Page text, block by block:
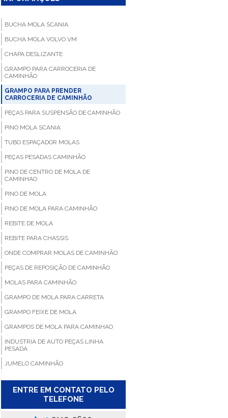
BUCHA MOLA SCANIA
BUCHA MOLA VOLVO VM
CHAPA DESLIZANTE
GRAMPO PARA CARROCERIA DE
CAMINHÃO
GRAMPO PARA PRENDER
CARROCERIA DE CAMINHÃO
PEÇAS PARA SUSPENSÃO DE CAMINHÃO
PINO MOLA SCANIA
TUBO ESPAÇADOR MOLAS
PEÇAS PESADAS CAMINHÃO
PINO DE CENTRO DE MOLA DE
CAMINHAO
PINO DE MOLA
PINO DE MOLA PARA CAMINHÃO
REBITE DE MOLA
REBITE PARA CHASSIS
ONDE COMPRAR MOLAS DE CAMINHÃO
PEÇAS DE REPOSIÇÃO DE CAMINHÃO
MOLAS PARA CAMINHÃO
GRAMPO DE MOLA PARA CARRETA
GRAMPO FEIXE DE MOLA
GRAMPOS DE MOLA PARA CAMINHAO
INDUSTRIA DE AUTO PEÇAS LINHA
PESADA
JUMELO CAMINHÃO
FABRICANTES DE PEÇAS DE REPOSIÇAO
DE CAMINHÕES
FABRICANTE DE BUCHA PARA MOLA
ENTRE EM CONTATO PELO
TELEFONE